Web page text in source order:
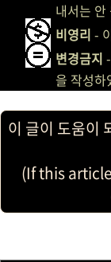
내서는 안
비영리 -
변경금지
을 작성하
이 글이 도움이
(If this